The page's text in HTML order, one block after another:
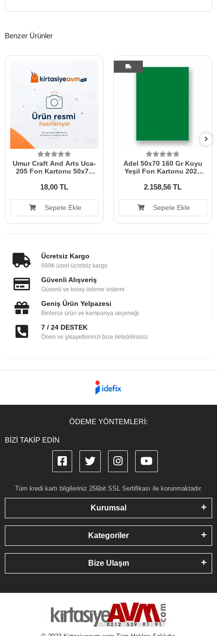
Benzer Ürünler
Umur Craft And Arts Uca-
205 Fon Kartonu 50x70
18,00 TL
Sepete Ekle
Adel 50x70 160 Gr Koyu
Yeşil Fon Kartonu 2023
2.158,56 TL
Sepete Ekle
Ücretsiz Kargo
999₺ üzeri ücretsiz kargo
Güvenli Alışveriş
Güvenli ve kolay ödeme sistemi
Geniş Ürün Yelpazesi
Binlerce ürün ve kampanya seçeneği
7 / 24 DESTEK
Öneri ve şikayetlerinizi bize iletebilirsiniz.
ÖDEME YÖNTEMLERİ:
BİZİ TAKİP EDİN
Tüm kredi kartı bilgileriniz 256bit SSL Sertifikası ile korunmaktadır.
Kurumsal
Kategoriler
Bize Ulaşın